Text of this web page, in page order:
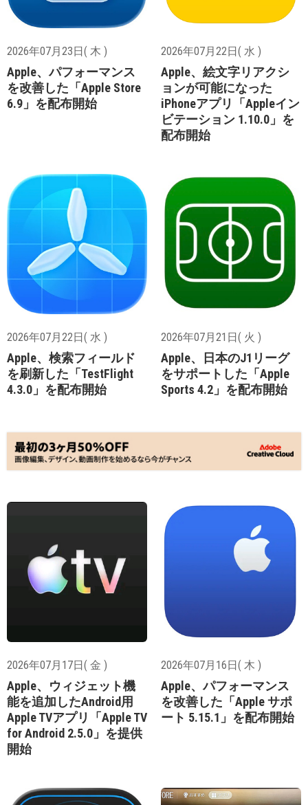
2026年07月23日( 木 )
Apple、パフォーマンス
を改善した「Apple Store
6.9」を配布開始
2026年07月22日( 水 )
Apple、絵文字リアクシ
ョンが可能になった
iPhoneアプリ「Appleイン
ビテーション 1.10.0」を
配布開始
2026年07月22日( 水 )
Apple、検索フィールド
を刷新した「TestFlight
4.3.0」を配布開始
2026年07月21日( 火 )
Apple、日本のJ1リーグ
をサポートした「Apple
Sports 4.2」を配布開始
2026年07月17日( 金 )
Apple、ウィジェット機
能を追加したAndroid用
Apple TVアプリ「Apple TV
for Android 2.5.0」を提供
開始
2026年07月16日( 木 )
Apple、パフォーマンス
を改善した「Apple サポ
ート 5.15.1」を配布開始